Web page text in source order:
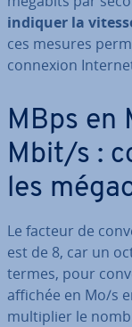
indiquer la
ces mesures
connexion
MBps en
Mbit/s :
les
Le facteur de
est de 8, car un
termes, pour
affichée en Mo/s
mul­ti­plier le